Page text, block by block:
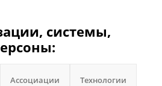
системы,
Ассоциации Технологии